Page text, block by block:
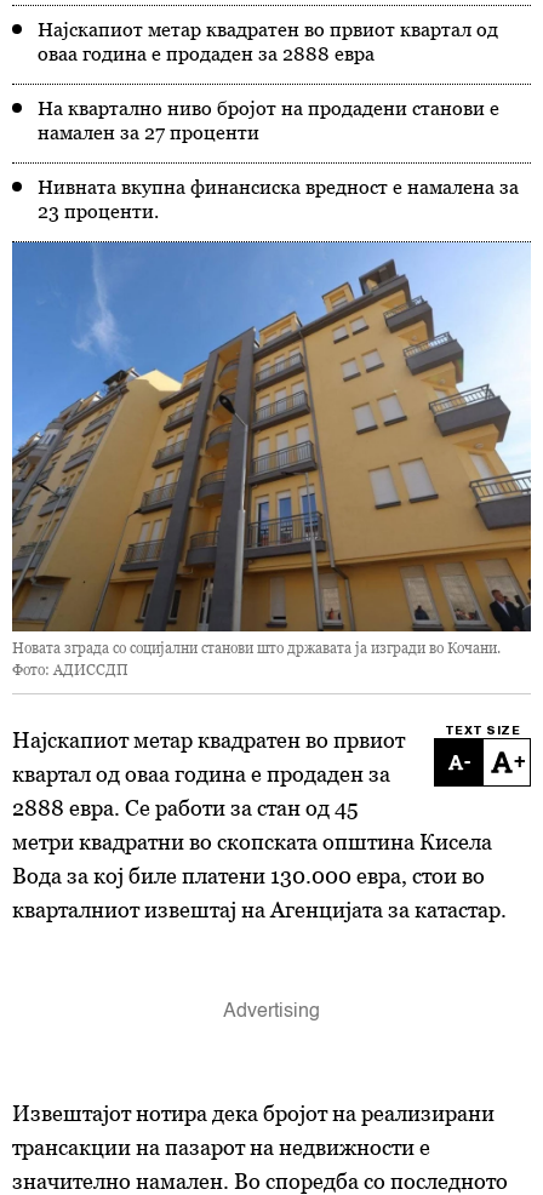
Најскапиот метар квадратен во првиот квартал од
оваа година е продаден за 2888 евра
На квартално ниво бројот на продадени станови е
намален за 27 проценти
Нивната вкупна финансиска вредност е намалена за
23 проценти.
Новата зграда со социјални станови што државата ја изгради во Кочани.
Фото: АДИССДП
TEXT SIZE
- +
Најскапиот метар квадратен во првиот
квартал од оваа година е продаден за
2888 евра. Се работи за стан од 45
метри квадратни во скопската општина Кисела
Вода за кој биле платени 130.000 евра, стои во
кварталниот извештај на Агенцијата за катастар.
Извештајот нотира дека бројот на реализирани
трансакции на пазарот на недвижности е
значително намален. Во споредба со последното